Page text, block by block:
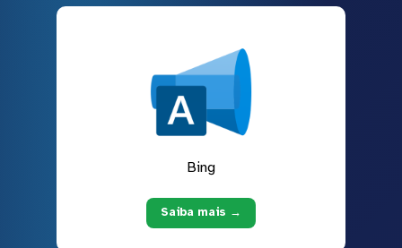
Bing
Saiba mais →